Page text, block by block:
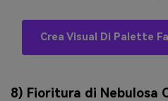
Crea Visual Di Palette
8) Fioritura di Nebulosa